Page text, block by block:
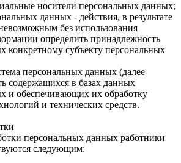
носители персональных данных;
данных - действия, в результате
без использования
определить принадлежность
конкретному субъекту персональных
персональных данных (далее
содержащихся в базах данных
и обеспечивающих их обработку
и технических средств.
персональных данных работники
следующим: